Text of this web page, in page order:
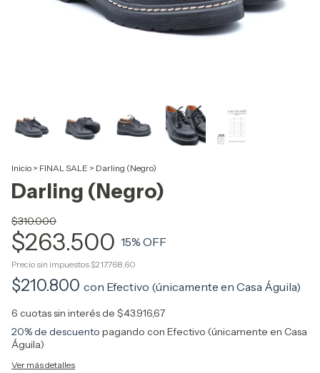
Inicio > FINAL SALE > Darling (Negro)
Darling (Negro)
$310.000
$263.500 15% OFF
Precio sin impuestos $217.768,60
$210.800 con Efectivo (únicamente en Casa Águila)
6 cuotas sin interés de $43.916,67
20% de descuento pagando con Efectivo (únicamente en Casa
Águila)
Ver más detalles